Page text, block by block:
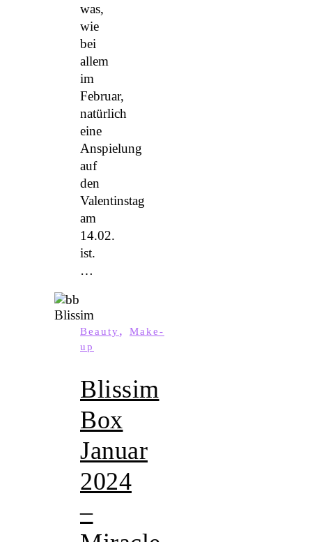
was,
wie
bei
allem
im
Februar,
natürlich
eine
Anspielung
auf
den
Valentinstag
am
14.02.
ist.
…
Beauty,
Make-
up
Blissim
Box
Januar
2024
–